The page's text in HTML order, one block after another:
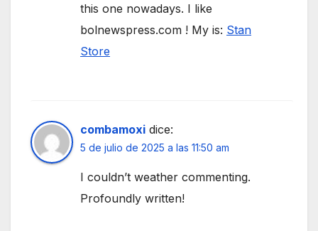
this one nowadays. I like
bolnewspress.com ! My is: Stan
Store
combamoxi dice:
5 de julio de 2025 a las 11:50 am
I couldn’t weather commenting.
Profoundly written!